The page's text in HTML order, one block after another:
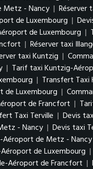
Metz - Nancy | Réserver
de Luxembourg |
de Luxembourg |
| Réserver taxi
taxi Kuntzig |
| Tarif taxi Kuntzig-
| Transfert Taxi
de Luxembourg |
de Francfort |
Taxi Terville | Devis
- Nancy | Devis taxi
Aéroport de Metz - Nancy
de Luxembourg |
Aéroport de Francfort |